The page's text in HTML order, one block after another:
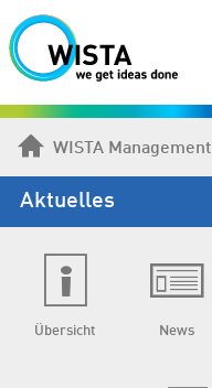
WISTA Management
Aktuelles
Übersicht News